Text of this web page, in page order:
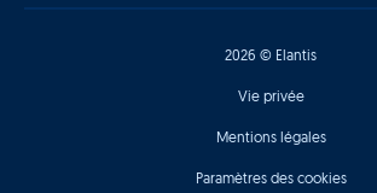
2026 © Elantis
Vie privée
Mentions légales
Paramètres des cookies